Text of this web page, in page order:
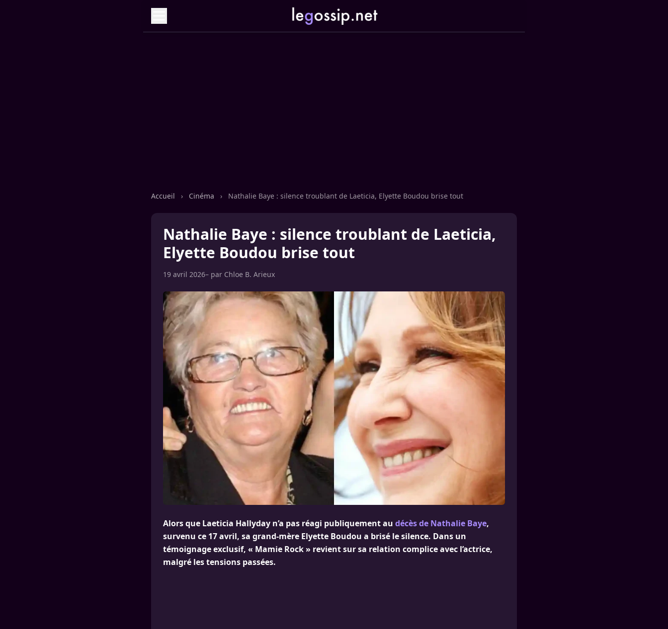
Accueil › Cinéma › Nathalie Baye : silence troublant de Laeticia, Elyette Boudou brise tout
Nathalie Baye : silence troublant de Laeticia,
Elyette Boudou brise tout
19 avril 2026– par Chloe B. Arieux
Alors que Laeticia Hallyday n’a pas réagi publiquement au décès de Nathalie Baye,
survenu ce 17 avril, sa grand-mère Elyette Boudou a brisé le silence. Dans un
témoignage exclusif, « Mamie Rock » revient sur sa relation complice avec l’actrice,
malgré les tensions passées.